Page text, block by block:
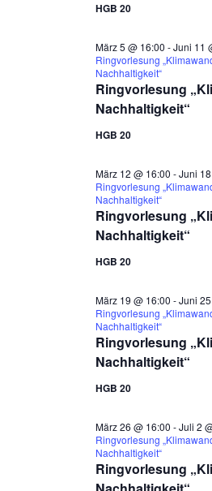
HGB 20
Ringvorlesung
Nachhaltigkeit“
März 5 @ 16:00 -Juni 11
Ringvorlesung
Nachhaltigkeit“
HGB 20
Ringvorlesung
Nachhaltigkeit“
März 12 @ 16:00 -Juni
Ringvorlesung
Nachhaltigkeit“
HGB 20
Ringvorlesung
Nachhaltigkeit“
März 19 @ 16:00 -Juni
Ringvorlesung
Nachhaltigkeit“
HGB 20
Ringvorlesung
März 26 @ 16:00 -Juli 2
Ringvorlesung
Nachhaltigkeit“